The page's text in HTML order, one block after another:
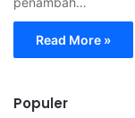
Read More »
Populer